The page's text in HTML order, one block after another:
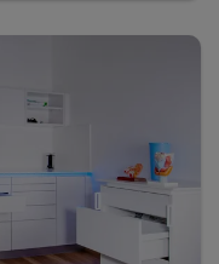
前/后胎盘